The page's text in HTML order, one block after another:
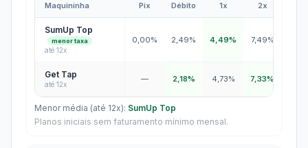
Maquininha Pix Débito 1x 2x
SumUp Top
menor taxa
até 12x
0,00% 2,49% 4,49% 7,49%
Get Tap
até 12x
— 2,18% 4,73% 7,33%
Menor média (até 12x): SumUp Top
Planos iniciais sem faturamento mínimo mensal.